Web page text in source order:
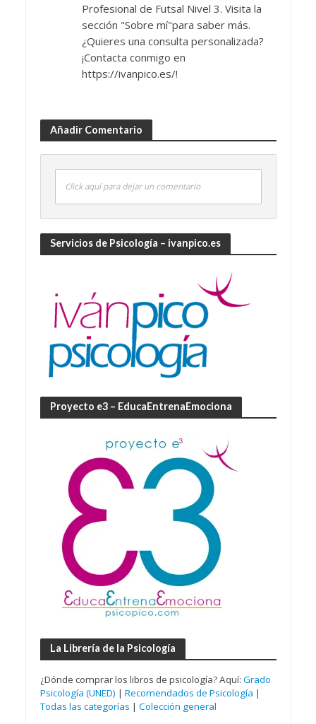
Profesional de Futsal Nivel 3. Visita la
sección "Sobre mí"para saber más.
¿Quieres una consulta personalizada?
¡Contacta conmigo en
https://ivanpico.es/!
Añadir Comentario
Click aquí para dejar un comentario
Servicios de Psicología – ivanpico.es
Proyecto e3 – EducaEntrenaEmociona
La Librería de la Psicología
¿Dónde comprar los libros de psicología? Aquí: Grado
Psicología (UNED) | Recomendados de Psicología |
Todas las categorías | Colección general